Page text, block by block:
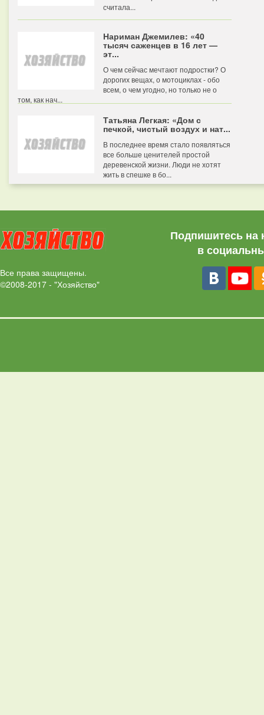
считала...
Нариман Джемилев: «40
тысяч саженцев в 16 лет —
эт...
О чем сейчас мечтают подростки? О
дорогих вещах, о мотоциклах - обо
всем, о чем угодно, но только не о
том, как нач...
Татьяна Легкая: «Дом с
печкой, чистый воздух и нат...
В последнее время стало появляться
все больше ценителей простой
деревенской жизни. Люди не хотят
жить в спешке в бо...
Все права защищены.
©2008-2017 - "Хозяйство"
Подпишитесь на
в